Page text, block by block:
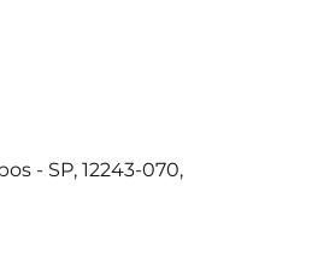
- SP, 12243-070,